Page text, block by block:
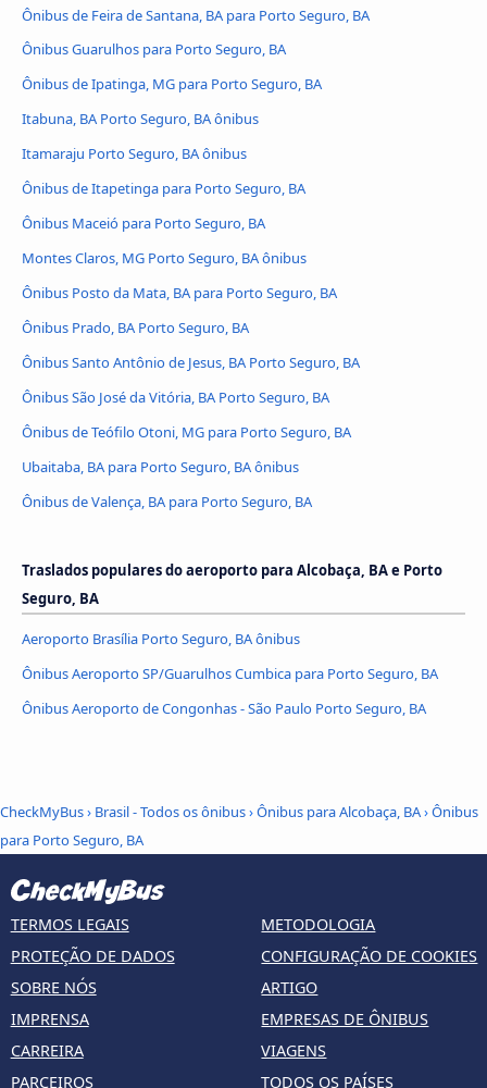
Ônibus de Feira de Santana, BA para Porto Seguro, BA
Ônibus Guarulhos para Porto Seguro, BA
Ônibus de Ipatinga, MG para Porto Seguro, BA
Itabuna, BA Porto Seguro, BA ônibus
Itamaraju Porto Seguro, BA ônibus
Ônibus de Itapetinga para Porto Seguro, BA
Ônibus Maceió para Porto Seguro, BA
Montes Claros, MG Porto Seguro, BA ônibus
Ônibus Posto da Mata, BA para Porto Seguro, BA
Ônibus Prado, BA Porto Seguro, BA
Ônibus Santo Antônio de Jesus, BA Porto Seguro, BA
Ônibus São José da Vitória, BA Porto Seguro, BA
Ônibus de Teófilo Otoni, MG para Porto Seguro, BA
Ubaitaba, BA para Porto Seguro, BA ônibus
Ônibus de Valença, BA para Porto Seguro, BA
Traslados populares do aeroporto para Alcobaça, BA e Porto
Seguro, BA
Aeroporto Brasília Porto Seguro, BA ônibus
Ônibus Aeroporto SP/Guarulhos Cumbica para Porto Seguro, BA
Ônibus Aeroporto de Congonhas - São Paulo Porto Seguro, BA
CheckMyBus› Brasil - Todos os ônibus›Ônibus para Alcobaça, BA›Ônibus
para Porto Seguro, BA
TERMOS LEGAIS
PROTEÇÃO DE DADOS
SOBRE NÓS
IMPRENSA
CARREIRA
PARCEIROS
METODOLOGIA
CONFIGURAÇÃO DE COOKIES
ARTIGO
EMPRESAS DE ÔNIBUS
VIAGENS
TODOS OS PAÍSES